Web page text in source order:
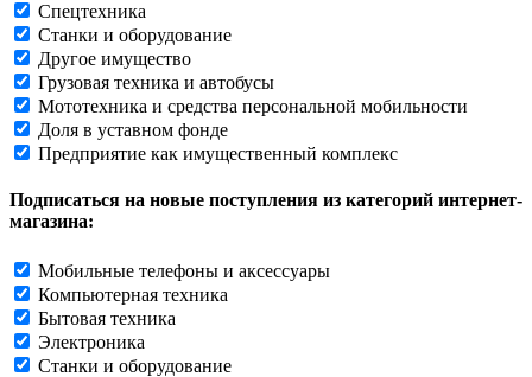
Спецтехника
Станки и оборудование
Другое имущество
Грузовая техника и автобусы
Мототехника и средства персональной мобильности
Доля в уставном фонде
Предприятие как имущественный комплекс
Подписаться на новые поступления из категорий интернет-
магазина:
Мобильные телефоны и аксессуары
Компьютерная техника
Бытовая техника
Электроника
Станки и оборудование